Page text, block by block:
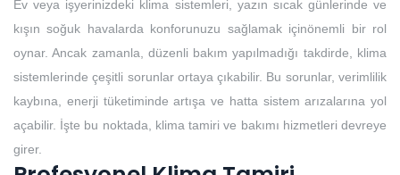
Ev veya işyerinizdeki klima sistemleri, yazın sıcak günlerinde ve
kışın soğuk havalarda konforunuzu sağlamak içinönemli bir rol
oynar. Ancak zamanla, düzenli bakım yapılmadığı takdirde, klima
sistemlerinde çeşitli sorunlar ortaya çıkabilir. Bu sorunlar, verimlilik
kaybına, enerji tüketiminde artışa ve hatta sistem arızalarına yol
açabilir. İşte bu noktada, klima tamiri ve bakımı hizmetleri devreye
girer.